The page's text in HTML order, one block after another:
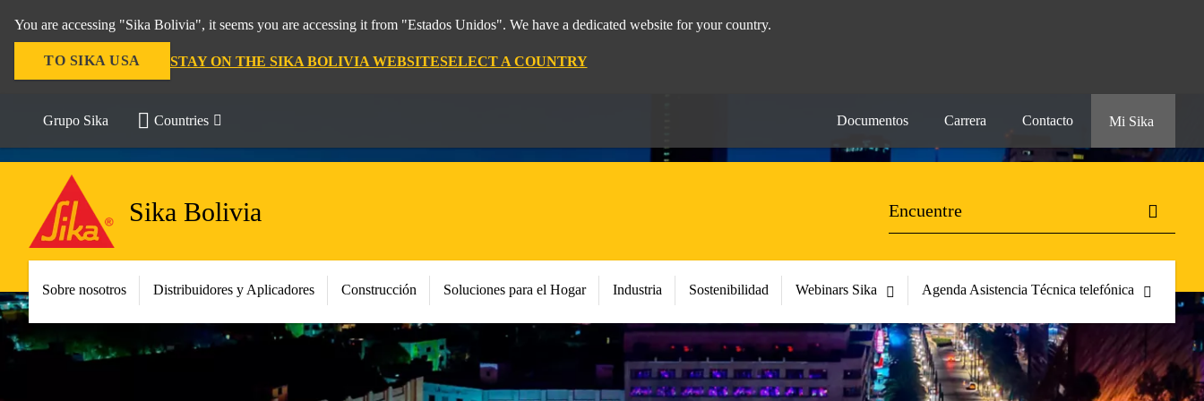
You are accessing "Sika Bolivia", it seems you are accessing it from "Estados Unidos". We have a dedicated website for your country.
TO SIKA USA STAY ON THE SIKA BOLIVIA WEBSITESELECT A COUNTRY
Grupo Sika Countries Documentos Carrera Contacto Mi Sika
Sika Bolivia
Sobre nosotros Distribuidores y Aplicadores Construcción Soluciones para el Hogar Industria Sostenibilidad Webinars Sika Agenda Asistencia Técnica telefónica